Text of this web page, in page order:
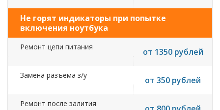
Не горят индикаторы при попытке
включения ноутбука
Ремонт цепи питания от 1350 рублей
Замена разъема з/у от 350 рублей
Ремонт после залития